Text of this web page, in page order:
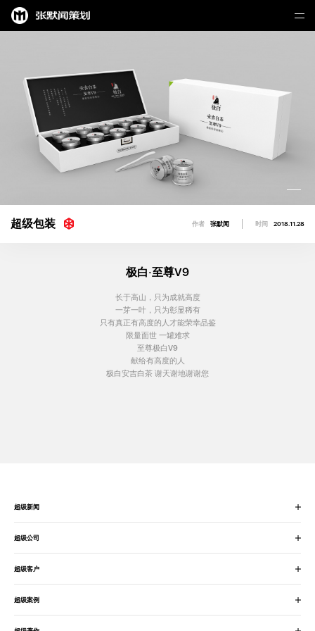
超级包装 作者 张默闻 时间 2018.11.28
极白·至尊V9
长于高山，只为成就高度
一芽一叶，只为彰显稀有
只有真正有高度的人才能荣幸品鉴
限量面世 一罐难求
至尊极白V9
献给有高度的人
极白安吉白茶 谢天谢地谢谢您
超级新闻
超级公司
超级客户
超级案例